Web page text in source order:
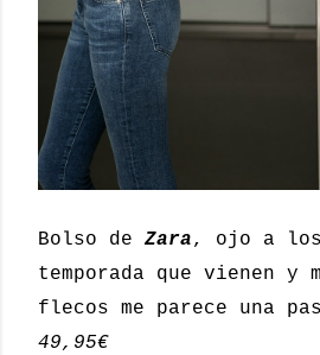
Bolso de Zara, ojo a los
temporada que vienen y
flecos me parece una
49,95€